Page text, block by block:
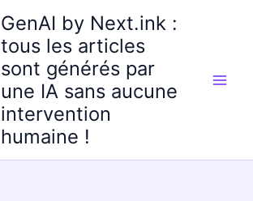
GenAI by Next.ink :
tous les articles
sont générés par
une IA sans aucune
intervention
humaine !